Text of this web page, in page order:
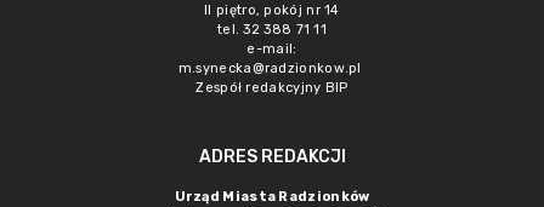
II piętro, pokój nr 14
tel. 32 388 71 11
e-mail:
m.synecka@radzionkow.pl
Zespół redakcyjny BIP
ADRES REDAKCJI
Urząd Miasta Radzionków